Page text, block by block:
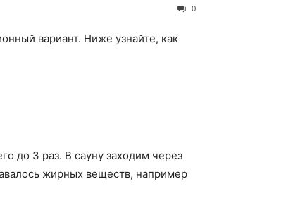
0
вариант. Ниже узнайте, как
до 3 раз. В сауну заходим через
жирных веществ, например